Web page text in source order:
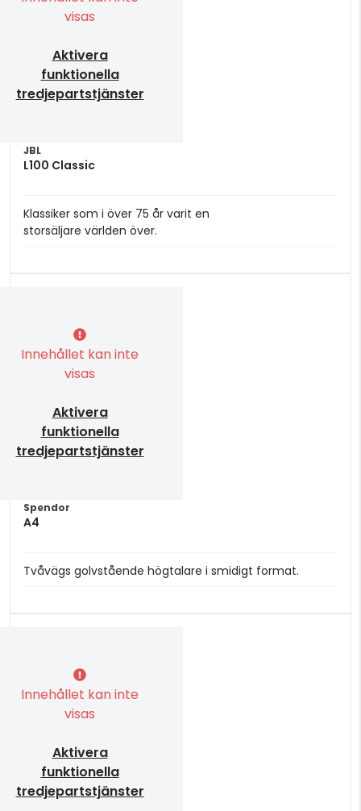
visas
Aktivera
funktionella
tredjepartstjänster
JBL
L100 Classic
Klassiker som i över 75 år varit en
storsäljare världen över.
Innehållet kan inte
visas
Aktivera
funktionella
tredjepartstjänster
Spendor
A4
Tvåvägs golvstående högtalare i smidigt format.
Innehållet kan inte
visas
Aktivera
funktionella
tredjepartstjänster